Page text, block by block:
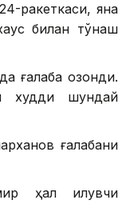
ракеткаси, яна
билан тўқнаш
ғалаба қозонди.
худди шундай
ғалабани
ҳал қилувчи